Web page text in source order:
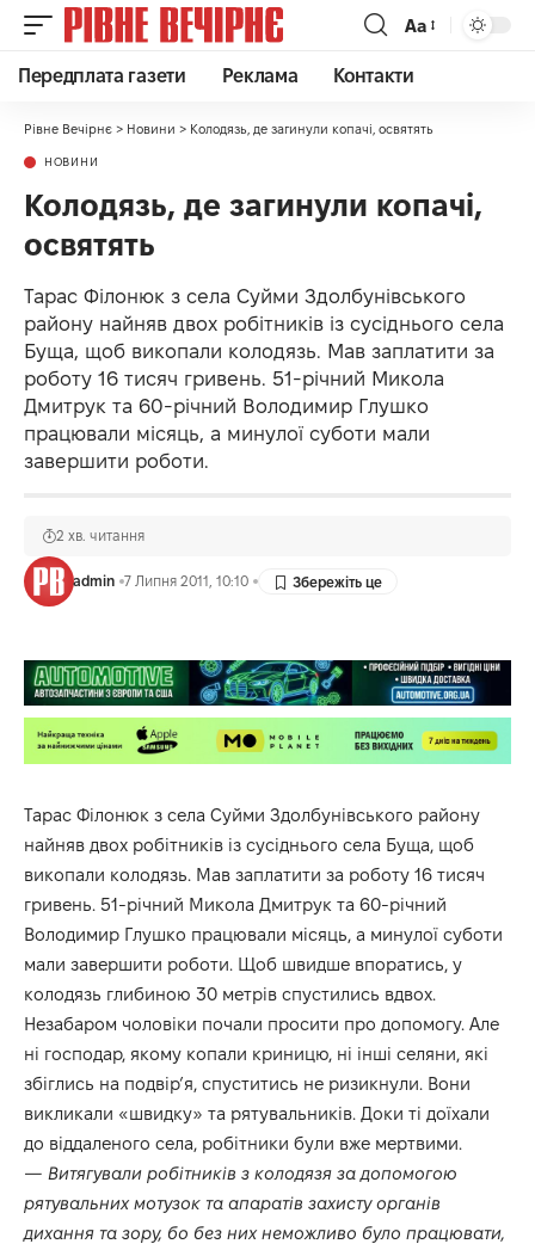
Аа
Передплата газети Реклама Контакти
Рівне Вечірнє > Новини > Колодязь, де загинули копачі, освятять
НОВИНИ
Колодязь, де загинули копачі,
освятять
Тарас Філонюк з села Суйми Здолбунівського
району найняв двох робітників із сусіднього села
Буща, щоб викопали колодязь. Мав заплатити за
роботу 16 тисяч гривень. 51-річний Микола
Дмитрук та 60-річний Володимир Глушко
працювали місяць, а минулої суботи мали
завершити роботи.
admin 7 Липня 2011, 10:10
2 хв. читання
Тарас Філонюк з села Суйми Здолбунівського району
найняв двох робітників із сусіднього села Буща, щоб
викопали колодязь. Мав заплатити за роботу 16 тисяч
гривень. 51-річний Микола Дмитрук та 60-річний
Володимир Глушко працювали місяць, а минулої суботи
мали завершити роботи. Щоб швидше впоратись, у
колодязь глибиною 30 метрів спустились вдвох.
Незабаром чоловіки почали просити про допомогу. Але
ні господар, якому копали криницю, ні інші селяни, які
збіглись на подвір’я, спуститись не ризикнули. Вони
викликали «швидку» та рятувальників. Доки ті доїхали
до віддаленого села, робітники були вже мертвими.
— Витягували робітників з колодязя за допомогою
рятувальних мотузок та апаратів захисту органів
дихання та зору, бо без них неможливо було працювати,